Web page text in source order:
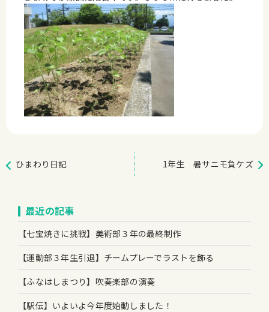
ひまわり日記 1年生 暑サニモ負ケズ
最近の記事
【七宝焼きに挑戦】美術部３年の最終制作
【運動部３年生引退】チームプレーでラストを飾る
【ふなはしまつり】吹奏楽部の演奏
【駅伝】いよいよ今年度始動しました！